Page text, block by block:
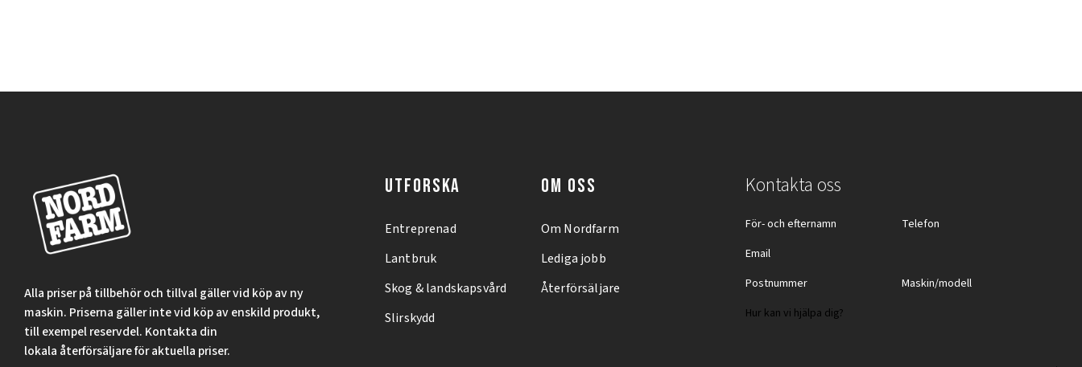
Alla priser på tillbehör och tillval gäller vid köp av ny
maskin. Priserna gäller inte vid köp av enskild produkt,
till exempel reservdel. Kontakta din
lokala återförsäljare för aktuella priser.
UTFORSKA
Entreprenad
Lantbruk
Skog & landskapsvård
Slirskydd
OM OSS
Om Nordfarm
Lediga jobb
Återförsäljare
Kontakta oss